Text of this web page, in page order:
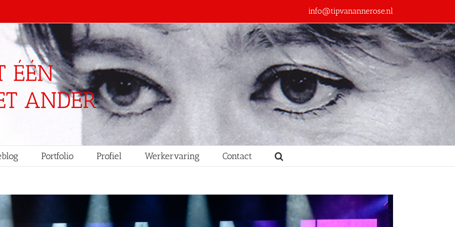
info@tipvanannerose.nl
Portfolio Profiel Werkervaring Contact